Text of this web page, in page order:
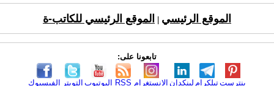
الموقع الرئيسي الموقع الرئيسي للكاتب-ة
تابعونا على:
الفيسبوك التويتر اليوتيوب RSS الانستغرام لينكدإن تيلكرامبنترست